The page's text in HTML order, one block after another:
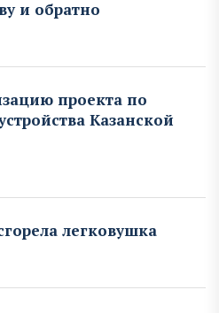
и обратно
проекта по
Казанской
легковушка